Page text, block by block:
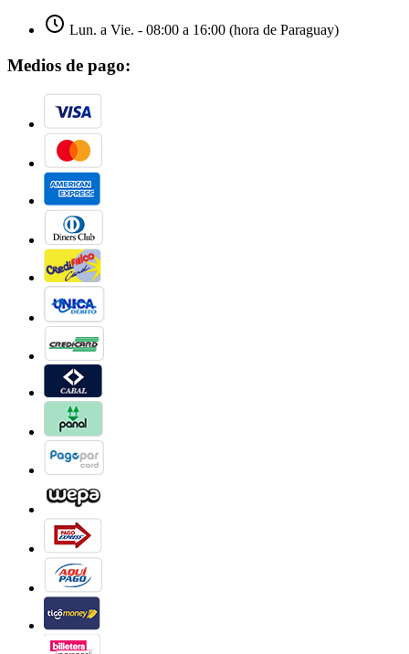
Lun. a Vie. - 08:00 a 16:00 (hora de Paraguay)
Medios de pago: